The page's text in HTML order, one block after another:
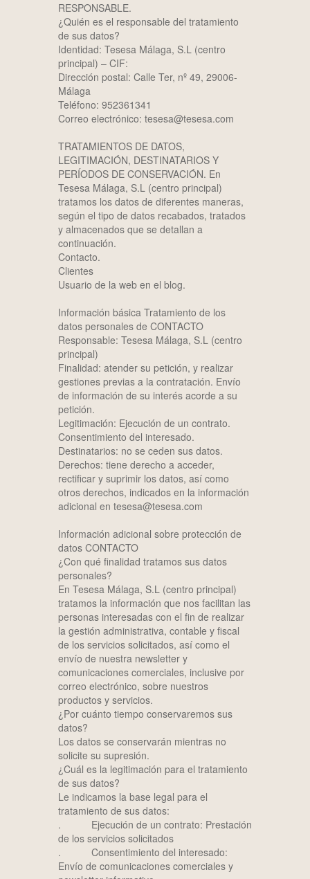
RESPONSABLE.
¿Quién es el responsable del tratamiento
de sus datos?
Identidad: Tesesa Málaga, S.L (centro
principal) – CIF:
Dirección postal: Calle Ter, nº 49, 29006-
Málaga
Teléfono: 952361341
Correo electrónico: tesesa@tesesa.com
TRATAMIENTOS DE DATOS,
LEGITIMACIÓN, DESTINATARIOS Y
PERÍODOS DE CONSERVACIÓN. En
Tesesa Málaga, S.L (centro principal)
tratamos los datos de diferentes maneras,
según el tipo de datos recabados, tratados
y almacenados que se detallan a
continuación.
Contacto.
Clientes
Usuario de la web en el blog.
Información básica Tratamiento de los
datos personales de CONTACTO
Responsable: Tesesa Málaga, S.L (centro
principal)
Finalidad: atender su petición, y realizar
gestiones previas a la contratación. Envío
de información de su interés acorde a su
petición.
Legitimación: Ejecución de un contrato.
Consentimiento del interesado.
Destinatarios: no se ceden sus datos.
Derechos: tiene derecho a acceder,
rectificar y suprimir los datos, así como
otros derechos, indicados en la información
adicional en tesesa@tesesa.com
Información adicional sobre protección de
datos CONTACTO
¿Con qué finalidad tratamos sus datos
personales?
En Tesesa Málaga, S.L (centro principal)
tratamos la información que nos facilitan las
personas interesadas con el fin de realizar
la gestión administrativa, contable y fiscal
de los servicios solicitados, así como el
envío de nuestra newsletter y
comunicaciones comerciales, inclusive por
correo electrónico, sobre nuestros
productos y servicios.
¿Por cuánto tiempo conservaremos sus
datos?
Los datos se conservarán mientras no
solicite su supresión.
¿Cuál es la legitimación para el tratamiento
de sus datos?
Le indicamos la base legal para el
tratamiento de sus datos:
. Ejecución de un contrato: Prestación
de los servicios solicitados
. Consentimiento del interesado:
Envío de comunicaciones comerciales y